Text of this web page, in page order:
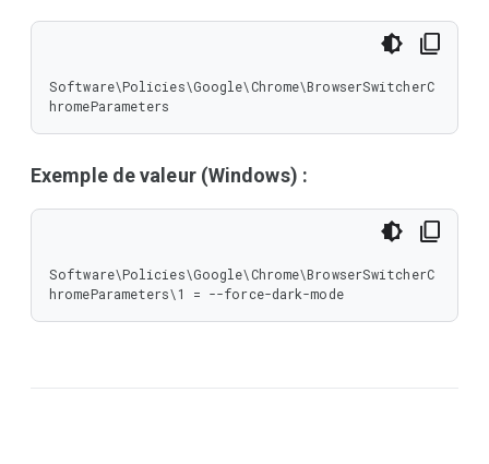
Software\Policies\Google\Chrome\BrowserSwitcherC
hromeParameters
Exemple de valeur (Windows) :
Software\Policies\Google\Chrome\BrowserSwitcherC
hromeParameters\1 = --force-dark-mode